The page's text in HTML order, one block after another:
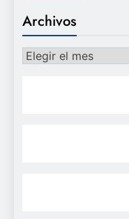
Archivos
Archivos